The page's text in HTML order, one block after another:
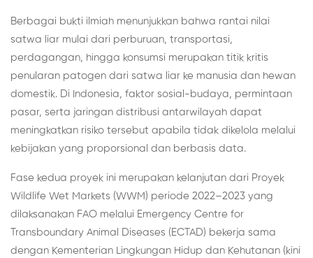
Berbagai bukti ilmiah menunjukkan bahwa rantai nilai
satwa liar mulai dari perburuan, transportasi,
perdagangan, hingga konsumsi merupakan titik kritis
penularan patogen dari satwa liar ke manusia dan hewan
domestik. Di Indonesia, faktor sosial-budaya, permintaan
pasar, serta jaringan distribusi antarwilayah dapat
meningkatkan risiko tersebut apabila tidak dikelola melalui
kebijakan yang proporsional dan berbasis data.
Fase kedua proyek ini merupakan kelanjutan dari Proyek
Wildlife Wet Markets (WWM) periode 2022–2023 yang
dilaksanakan FAO melalui Emergency Centre for
Transboundary Animal Diseases (ECTAD) bekerja sama
dengan Kementerian Lingkungan Hidup dan Kehutanan (kini